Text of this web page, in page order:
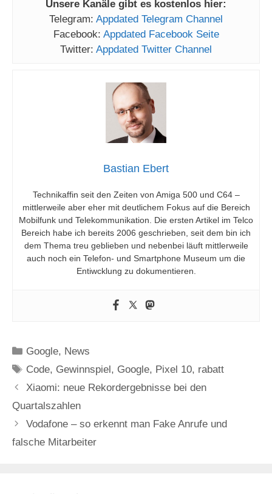
Unsere Kanäle gibt es kostenlos hier:
Telegram: Appdated Telegram Channel
Facebook: Appdated Facebook Seite
Twitter: Appdated Twitter Channel
Bastian Ebert
Technikaffin seit den Zeiten von Amiga 500 und C64 –
mittlerweile aber eher mit deutlichem Fokus auf die Bereich
Mobilfunk und Telekommunikation. Die ersten Artikel im Telco
Bereich habe ich bereits 2006 geschrieben, seit dem bin ich
dem Thema treu geblieben und nebenbei läuft mittlerweile
auch noch ein Telefon- und Smartphone Museum um die
Entiwcklung zu dokumentieren.
Kategorien
Google, News
Schlagwörter
Code, Gewinnspiel, Google, Pixel 10, rabatt
Xiaomi: neue Rekordergebnisse bei den
Quartalszahlen
Vodafone – so erkennt man Fake Anrufe und
falsche Mitarbeiter